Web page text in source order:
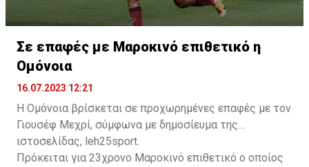
Σε επαφές με Μαροκινό επιθετικό η
Ομόνοια
16.07.2023 12:21
Η Ομόνοια βρίσκεται σε προχωρημένες επαφές με τον
Γιουσέφ Μεχρί, σύμφωνα με δημοσίευμα της
ιστοσελίδας, leh25sport.
Πρόκειται για 23χρονο Μαροκινό επιθετικό ο οποίος